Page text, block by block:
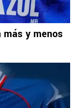
más y menos